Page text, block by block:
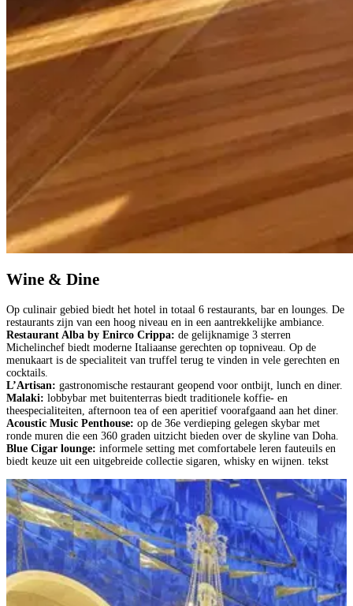
Wine & Dine
Op culinair gebied biedt het hotel in totaal 6 restaurants, bar en lounges. De
restaurants zijn van een hoog niveau en in een aantrekkelijke ambiance.
Restaurant Alba by Enirco Crippa: de gelijknamige 3 sterren
Michelinchef biedt moderne Italiaanse gerechten op topniveau. Op de
menukaart is de specialiteit van truffel terug te vinden in vele gerechten en
cocktails.
L’Artisan: gastronomische restaurant geopend voor ontbijt, lunch en diner.
Malaki: lobbybar met buitenterras biedt traditionele koffie- en
theespecialiteiten, afternoon tea of een aperitief voorafgaand aan het diner.
Acoustic Music Penthouse: op de 36e verdieping gelegen skybar met
ronde muren die een 360 graden uitzicht bieden over de skyline van Doha.
Blue Cigar lounge: informele setting met comfortabele leren fauteuils en
biedt keuze uit een uitgebreide collectie sigaren, whisky en wijnen. tekst